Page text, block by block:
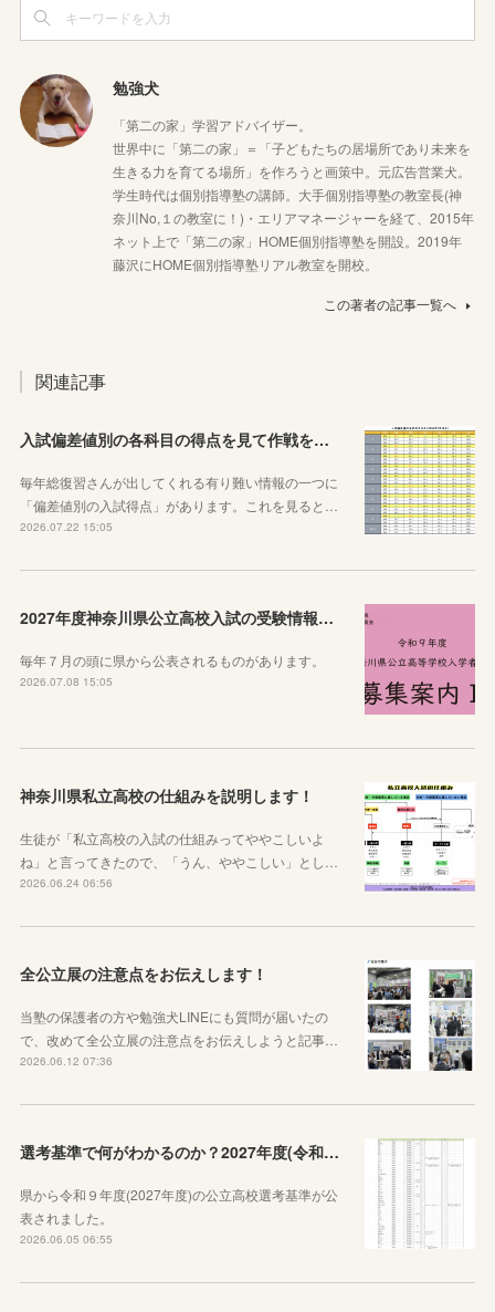
勉強犬
「第二の家」学習アドバイザー。
世界中に「第二の家」＝「子どもたちの居場所であり未来を
生きる力を育てる場所」を作ろうと画策中。元広告営業犬。
学生時代は個別指導塾の講師。大手個別指導塾の教室長(神
奈川No,１の教室に！)・エリアマネージャーを経て、2015年
ネット上で「第二の家」HOME個別指導塾を開設。2019年
藤沢にHOME個別指導塾リアル教室を開校。
この著者の記事一覧へ
関連記事
入試偏差値別の各科目の得点を見て作戦を練ろう！
毎年総復習さんが出してくれる有り難い情報の一つに
「偏差値別の入試得点」があります。これを見ると…
2026.07.22 15:05
2027年度神奈川県公立高校入試の受験情報のまとめ【実施要項・募集案内等】
毎年７月の頭に県から公表されるものがあります。
2026.07.08 15:05
神奈川県私立高校の仕組みを説明します！
生徒が「私立高校の入試の仕組みってややこしいよ
ね」と言ってきたので、「うん、ややこしい」とし…
2026.06.24 06:56
全公立展の注意点をお伝えします！
当塾の保護者の方や勉強犬LINEにも質問が届いたの
で、改めて全公立展の注意点をお伝えしようと記事…
2026.06.12 07:36
選考基準で何がわかるのか？2027年度(令和９年度)神奈川県公立高校選考基準が公表されたので見方から説明します！
県から令和９年度(2027年度)の公立高校選考基準が公
表されました。
2026.06.05 06:55